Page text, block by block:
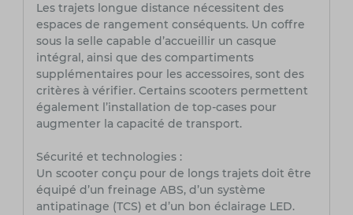
Les trajets longue distance nécessitent des
espaces de rangement conséquents. Un coffre
sous la selle capable d’accueillir un casque
intégral, ainsi que des compartiments
supplémentaires pour les accessoires, sont des
critères à vérifier. Certains scooters permettent
également l’installation de top-cases pour
augmenter la capacité de transport.
Sécurité et technologies :
Un scooter conçu pour de longs trajets doit être
équipé d’un freinage ABS, d’un système
antipatinage (TCS) et d’un bon éclairage LED.